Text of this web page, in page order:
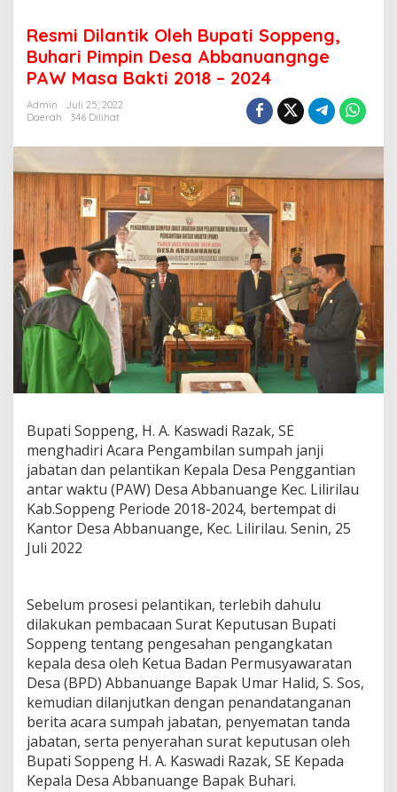
Resmi Dilantik Oleh Bupati Soppeng,
Buhari Pimpin Desa Abbanuangnge
PAW Masa Bakti 2018 – 2024
Admin
Juli 25, 2022
Daerah
346 Dilihat
Bupati Soppeng, H. A. Kaswadi Razak, SE
menghadiri Acara Pengambilan sumpah janji
jabatan dan pelantikan Kepala Desa Penggantian
antar waktu (PAW) Desa Abbanuange Kec. Lilirilau
Kab.Soppeng Periode 2018-2024, bertempat di
Kantor Desa Abbanuange, Kec. Lilirilau. Senin, 25
Juli 2022
Sebelum prosesi pelantikan, terlebih dahulu
dilakukan pembacaan Surat Keputusan Bupati
Soppeng tentang pengesahan pengangkatan
kepala desa oleh Ketua Badan Permusyawaratan
Desa (BPD) Abbanuange Bapak Umar Halid, S. Sos,
kemudian dilanjutkan dengan penandatanganan
berita acara sumpah jabatan, penyematan tanda
jabatan, serta penyerahan surat keputusan oleh
Bupati Soppeng H. A. Kaswadi Razak, SE Kepada
Kepala Desa Abbanuange Bapak Buhari.